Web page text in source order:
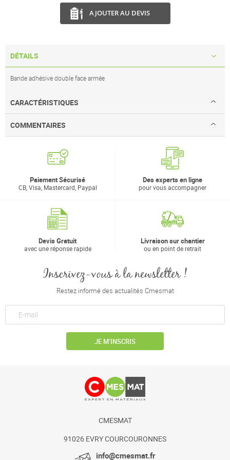
AJOUTER AU DEVIS
DÉTAILS
Bande adhésive double face armée
CARACTÉRISTIQUES
COMMENTAIRES
Paiement Sécurisé
CB, Visa, Mastercard, Paypal
Des experts en ligne
pour vous accompagner
Devis Gratuit
avec une réponse rapide
Livraison sur chantier
ou en point de retrait
Inscrivez-vous à la newsletter !
Restez informé des actualités Cmesmat
JE M’INSCRIS
CMESMAT
91026 EVRY COURCOURONNES
info@cmesmat.fr